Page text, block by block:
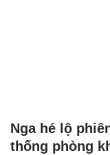
Nga hé lộ
thống phòng